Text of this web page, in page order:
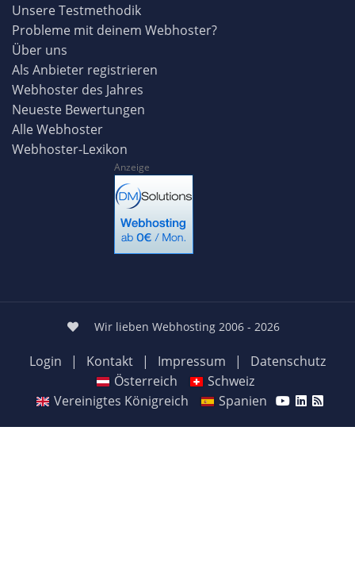
Unsere Testmethodik
Probleme mit deinem Webhoster?
Über uns
Als Anbieter registrieren
Webhoster des Jahres
Neueste Bewertungen
Alle Webhoster
Webhoster-Lexikon
Anzeige
Wir lieben Webhosting 2006 - 2026
Login | Kontakt | Impressum |
Datenschutz
Österreich
Schweiz
Vereinigtes Königreich
Spanien